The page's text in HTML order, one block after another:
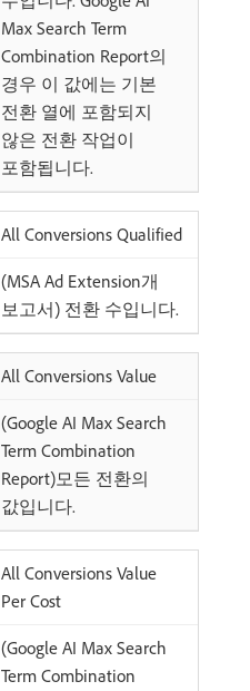
Max Search Term
Combination Report의
경우 이 값에는 기본
전환 열에 포함되지
않은 전환 작업이
포함됩니다.
All Conversions Qualified
(MSA Ad Extension개
보고서) 전환 수입니다.
All Conversions Value
(Google AI Max Search
Term Combination
Report)모든 전환의
값입니다.
All Conversions Value
Per Cost
(Google AI Max Search
Term Combination